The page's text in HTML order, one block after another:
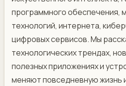
программного обеспечения,
технологий, интернета,
цифровых сервисов. Мы
технологических трендах,
полезных приложениях и
меняют повседневную жизнь